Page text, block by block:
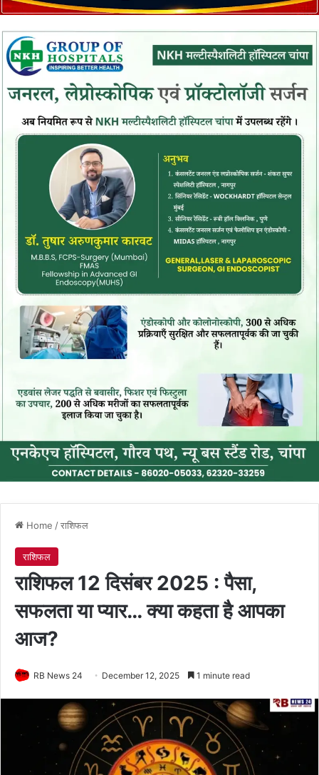
Home /राशिफल
राशिफल
राशिफल 12 दिसंबर 2025 : पैसा,
सफलता या प्यार… क्या कहता है आपका
आज?
RB News 24 December 12, 2025 1 minute read